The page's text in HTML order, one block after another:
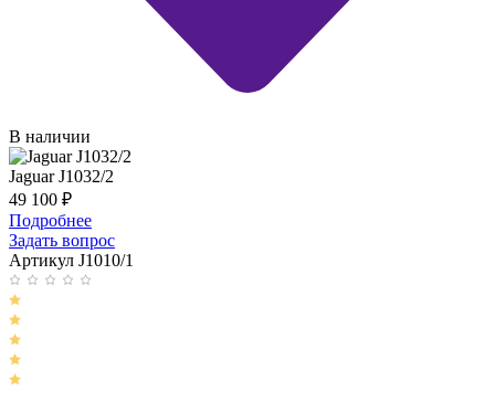
В наличии
Jaguar J1032/2
49 100 ₽
Подробнее
Задать вопрос
Артикул J1010/1